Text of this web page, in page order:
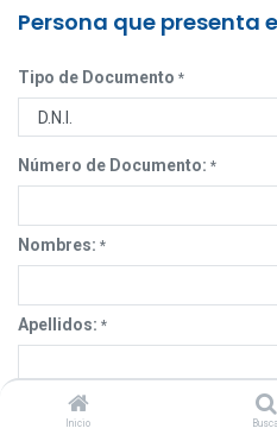
Inicio
Persona que presenta
Tipo de Documento *
Número de Documento: *
Nombres: *
Apellidos: *
Correo Electrónico: